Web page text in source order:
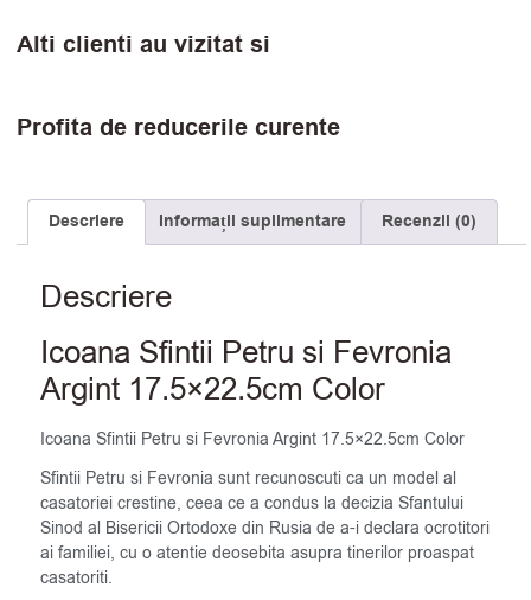
Alti clienti au vizitat si
Profita de reducerile curente
Descriere Informații suplimentare Recenzii (0)
Descriere
Icoana Sfintii Petru si Fevronia
Argint 17.5×22.5cm Color
Icoana Sfintii Petru si Fevronia Argint 17.5×22.5cm Color
Sfintii Petru si Fevronia sunt recunoscuti ca un model al
casatoriei crestine, ceea ce a condus la decizia Sfantului
Sinod al Bisericii Ortodoxe din Rusia de a-i declara ocrotitori
ai familiei, cu o atentie deosebita asupra tinerilor proaspat
casatoriti.